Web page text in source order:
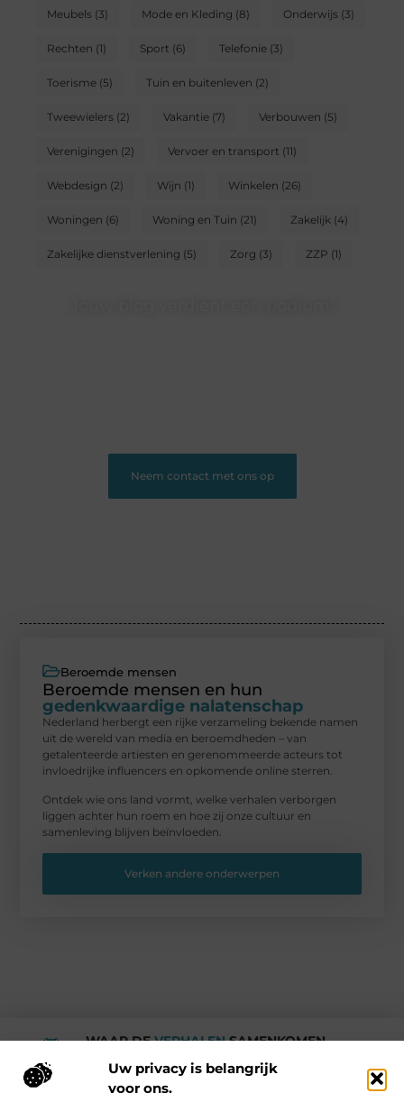
Uw privacy is belangrijk
voor ons.
Meubels(3) Mode en Kleding (8) Onderwijs(3)
Rechten (1) Sport (6) Telefonie(3)
Toerisme(5) Tuin en buitenleven (2)
Tweewielers(2) Vakantie(7) Verbouwen (5)
Verenigingen (2) Vervoer en transport (11)
Webdesign (2) Wijn (1) Winkelen (26)
Woningen (6) Woning en Tuin (21) Zakelijk (4)
Zakelijke dienstverlening (5) Zorg (3) ZZP (1)
Neem contact met ons op
Beroemde mensen
Beroemde mensen en hun
gedenkwaardige nalatenschap
Nederland herbergt een rijke verzameling bekende namen
uit de wereld van media en beroemdheden – van
getalenteerde artiesten en gerenommeerde acteurs tot
invloedrijke influencers en opkomende online sterren.
Ontdek wie ons land vormt, welke verhalen verborgen
liggen achter hun roem en hoe zij onze cultuur en
samenleving blijven beïnvloeden.
Verken andere onderwerpen
WAAR DEVERHALENSAMENKOMEN.